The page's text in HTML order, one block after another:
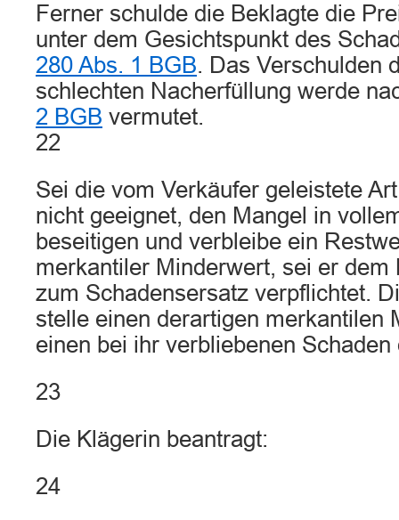
Ferner schulde die Beklagte die
unter dem Gesichtspunkt des
280 Abs. 1 BGB. Das Verschulden
schlechten Nacherfüllung werde
2 BGB vermutet.
22
Sei die vom Verkäufer geleistete
nicht geeignet, den Mangel in
beseitigen und verbleibe ein
merkantiler Minderwert, sei er dem
zum Schadensersatz verpflichtet.
stelle einen derartigen merkantilen
einen bei ihr verbliebenen Schaden
23
Die Klägerin beantragt:
24